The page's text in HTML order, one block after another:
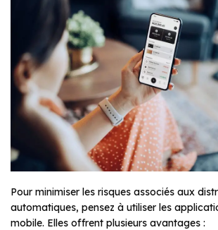
Pour minimiser les risques associés aux
automatiques, pensez à utiliser les
mobile. Elles offrent plusieurs avantages :